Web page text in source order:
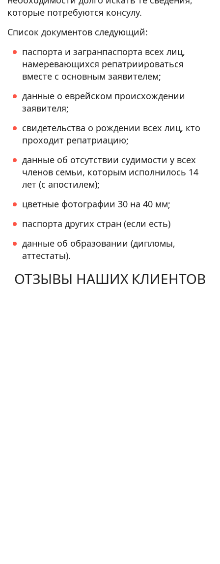
которые потребуются консулу.
Список документов следующий:
паспорта и загранпаспорта всех лиц,
намеревающихся репатриироваться
вместе с основным заявителем;
данные о еврейском происхождении
заявителя;
свидетельства о рождении всех лиц, кто
проходит репатриацию;
данные об отсутствии судимости у всех
членов семьи, которым исполнилось 14
лет (с апостилем);
цветные фотографии 30 на 40 мм;
паспорта других стран (если есть)
данные об образовании (дипломы,
аттестаты).
ОТЗЫВЫ НАШИХ КЛИЕНТОВ